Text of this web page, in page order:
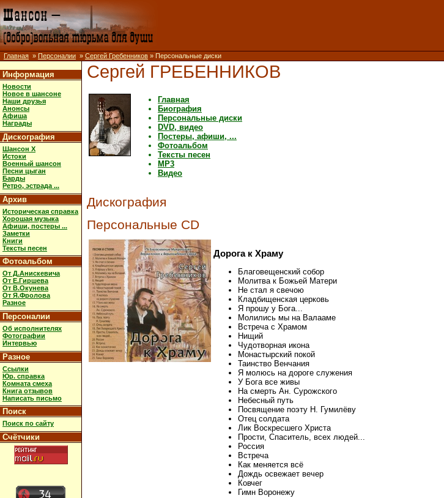
Главная » Персоналии » Сергей Гребенников » Персональные диски
Информация
Новости
Новое в шансоне
Наши друзья
Анонсы
Афиша
Награды
Дискография
Шансон X
Истоки
Военный шансон
Песни цыган
Барды
Ретро, эстрада ...
Архив
Историческая справка
Хорошая музыка
Афиши, постеры ...
Заметки
Книги
Тексты песен
Фотоальбом
От Д.Анискевича
От Е.Гиршева
От В.Окунева
От Я.Фролова
Разное
Персоналии
Об исполнителях
Фотографии
Интервью
Разное
Ссылки
Юр. справка
Комната смеха
Книга отзывов
Написать письмо
Поиск
Поиск по сайту
Счётчики
Сергей ГРЕБЕННИКОВ
Главная
Биография
Персональные диски
DVD, видео
Постеры, афиши, ...
Фотоальбом
Тексты песен
MP3
Видео
Дискография
Персональные CD
Дорога к Храму
Благовещенский собор
Молитва к Божьей Матери
Не стал я свечою
Кладбищенская церковь
Я прошу у Бога...
Молились мы на Валааме
Встреча с Храмом
Нищий
Чудотворная икона
Монастырский покой
Таинство Венчания
Я молюсь на дороге служения
У Бога все живы
На смерть Ан. Сурожского
Небесный путь
Посвящение поэту Н. Гумилёву
Отец солдата
Лик Воскресшего Христа
Прости, Спаситель, всех людей...
Россия
Встреча
Как меняется всё
Дождь освежает вечер
Ковчег
Гимн Воронежу